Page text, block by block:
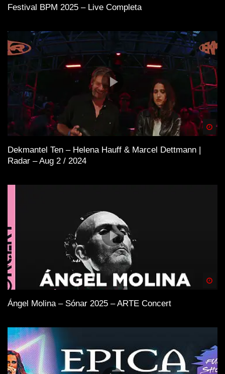
Festival BPM 2025 – Live Completa
Dekmantel Ten – Helena Hauff & Marcel Dettmann |
Radar – Aug 2 / 2024
Ángel Molina – Sónar 2025 – ARTE Concert